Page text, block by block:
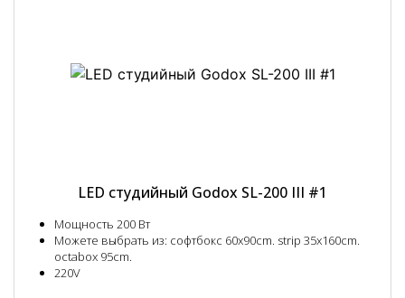
LED студийный Godox SL-200 III #1
Мощность 200 Вт
Можете выбрать из: софтбокс 60x90cm. strip 35x160cm.
octabox 95cm.
220V